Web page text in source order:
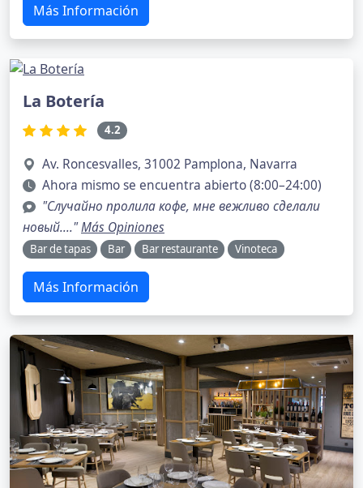
Más Información
La Botería
4.2
Av. Roncesvalles, 31002 Pamplona, Navarra
Ahora mismo se encuentra abierto (8:00–24:00)
"Случайно пролила кофе, мне вежливо сделали
новый...."Más Opiniones
Bar de tapas Bar Bar restaurante Vinoteca
Más Información